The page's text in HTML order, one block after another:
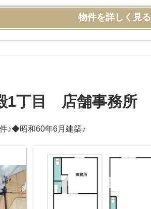
物件を詳しく見る
1丁目 店舗事務所
♪◆昭和60年6月建築♪